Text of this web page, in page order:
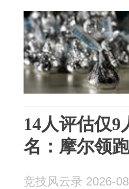
14人评估仅
名：摩尔领跑
竞技风云录 2026-